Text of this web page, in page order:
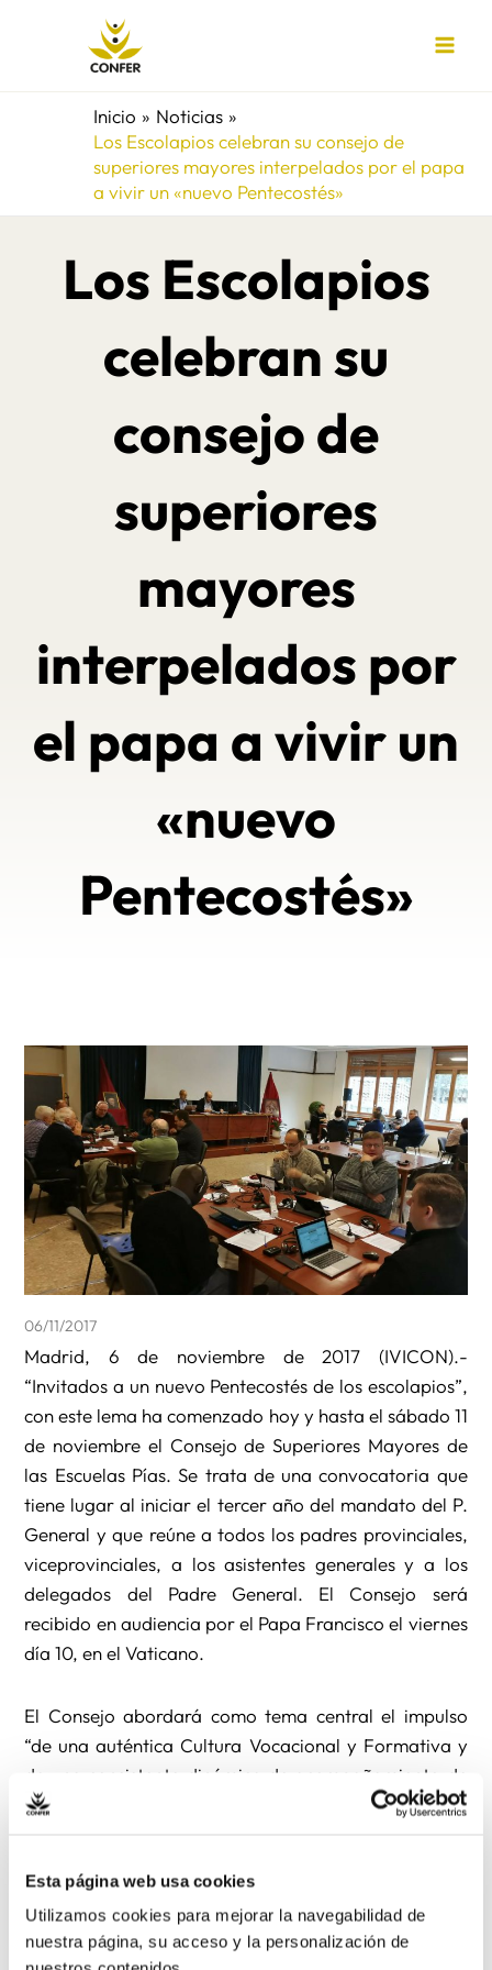
Esta página web usa cookies
Utilizamos cookies para mejorar la navegabilidad de
nuestra página, su acceso y la personalización de
Inicio
Noticias
Los Escolapios celebran su consejo de
superiores mayores interpelados por el papa
a vivir un «nuevo Pentecostés»
Los Escolapios
celebran su
consejo de
superiores
mayores
interpelados por
el papa a vivir un
«nuevo
Pentecostés»
06/11/2017
Madrid, 6 de noviembre de 2017 (IVICON).-
“Invitados a un nuevo Pentecostés de los escolapios”,
con este lema ha comenzado hoy y hasta el sábado 11
de noviembre el Consejo de Superiores Mayores de
las Escuelas Pías. Se trata de una convocatoria que
tiene lugar al iniciar el tercer año del mandato del P.
General y que reúne a todos los padres provinciales,
viceprovinciales, a los asistentes generales y a los
delegados del Padre General. El Consejo será
recibido en audiencia por el Papa Francisco el viernes
día 10, en el Vaticano.
El Consejo abordará como tema central el impulso
“de una auténtica Cultura Vocacional y Formativa y
de una consistente dinámica de acompañamiento de
las personas, comunidades y proyectos”, explica el P.
Durante la semana, el Consejo tratará los próximos
procesos capitulares de las Demarcaciones y se
evaluarán los dos primeros años del sexenio. El